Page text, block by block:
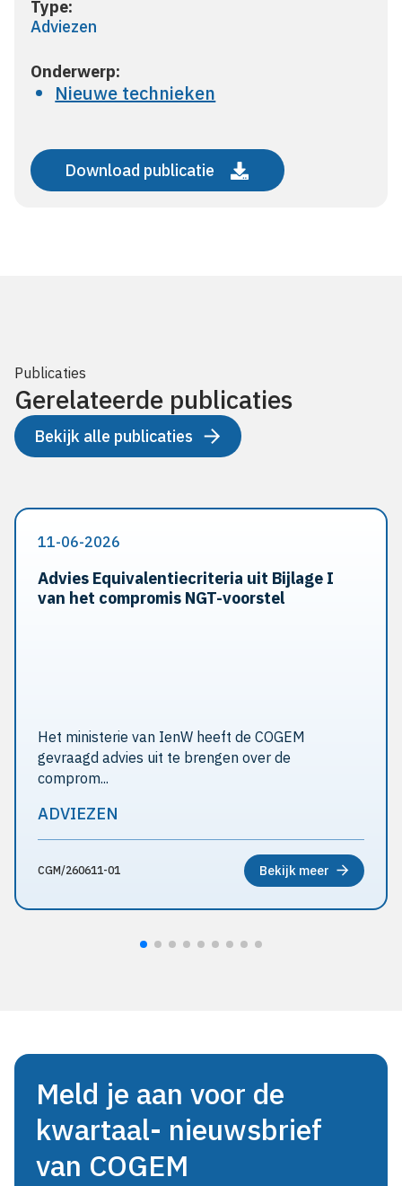
Type:
Adviezen
Onderwerp:
Nieuwe technieken
Download publicatie
Publicaties
Gerelateerde publicaties
Bekijk alle publicaties
11-06-2026
Advies Equivalentiecriteria uit Bijlage I
van het compromis NGT-voorstel
Het ministerie van IenW heeft de COGEM
gevraagd advies uit te brengen over de
comprom...
ADVIEZEN
CGM/260611-01 Bekijk meer
Meld je aan voor de
kwartaal- nieuwsbrief
van COGEM